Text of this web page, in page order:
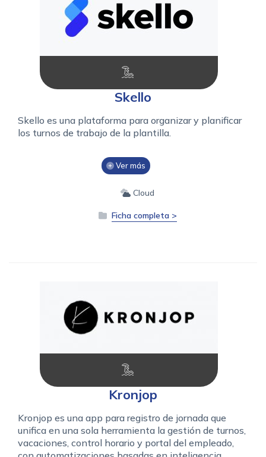
Skello
Skello es una plataforma para organizar y planificar
los turnos de trabajo de la plantilla.
Ver más
Cloud
Ficha completa >
Kronjop
Kronjop es una app para registro de jornada que
unifica en una sola herramienta la gestión de turnos,
vacaciones, control horario y portal del empleado,